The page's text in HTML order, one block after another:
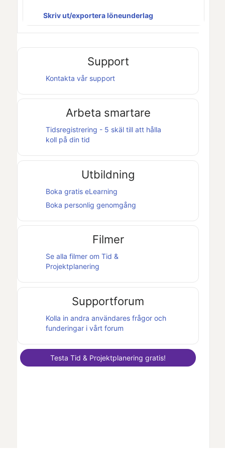
Skriv ut/exportera löneunderlag
Support
Kontakta vår support
Arbeta smartare
Tidsregistrering - 5 skäl till att hålla
koll på din tid
Utbildning
Boka gratis eLearning
Boka personlig genomgång
Filmer
Se alla filmer om Tid &
Projektplanering
Supportforum
Kolla in andra användares frågor och
funderingar i vårt forum
TestaTid & Projektplanering gratis!